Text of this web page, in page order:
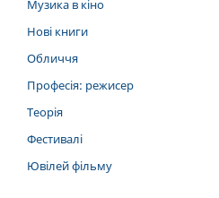
Музика в кіно
Нові книги
Обличчя
Професія: режисер
Теорія
Фестивалі
Ювілей фільму